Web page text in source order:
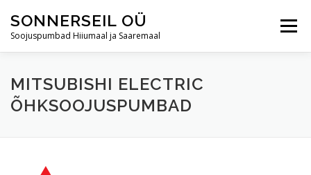
content
SONNERSEIL OÜ
Soojuspumbad Hiiumaal ja Saaremaal
Menu
AVALEHT ÕHKSOOJUSPUMBAD
MITSUBISHI ELECTRIC
ÕHKSOOJUSPUMBAD